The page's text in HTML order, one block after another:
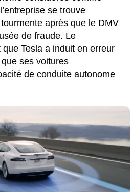
se trouve
après que le DMV
de fraude. Le
Tesla a induit en erreur
ses voitures
de conduite autonome